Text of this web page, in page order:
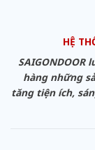
HỆ
SAIGONDOOR
hàng những
tăng tiện ích,